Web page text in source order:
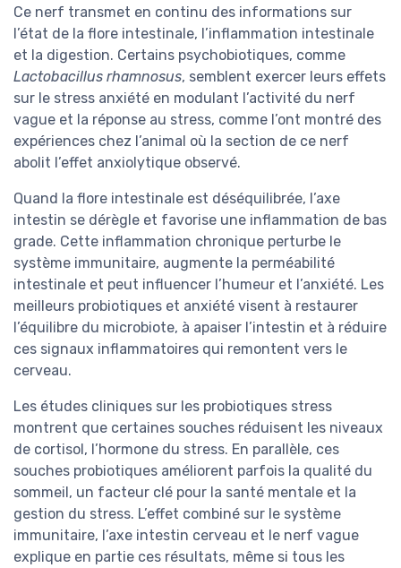
Ce nerf transmet en continu des informations sur
l’état de la flore intestinale, l’inflammation intestinale
et la digestion. Certains psychobiotiques, comme
Lactobacillus rhamnosus, semblent exercer leurs effets
sur le stress anxiété en modulant l’activité du nerf
vague et la réponse au stress, comme l’ont montré des
expériences chez l’animal où la section de ce nerf
abolit l’effet anxiolytique observé.
Quand la flore intestinale est déséquilibrée, l’axe
intestin se dérègle et favorise une inflammation de bas
grade. Cette inflammation chronique perturbe le
système immunitaire, augmente la perméabilité
intestinale et peut influencer l’humeur et l’anxiété. Les
meilleurs probiotiques et anxiété visent à restaurer
l’équilibre du microbiote, à apaiser l’intestin et à réduire
ces signaux inflammatoires qui remontent vers le
cerveau.
Les études cliniques sur les probiotiques stress
montrent que certaines souches réduisent les niveaux
de cortisol, l’hormone du stress. En parallèle, ces
souches probiotiques améliorent parfois la qualité du
sommeil, un facteur clé pour la santé mentale et la
gestion du stress. L’effet combiné sur le système
immunitaire, l’axe intestin cerveau et le nerf vague
explique en partie ces résultats, même si tous les